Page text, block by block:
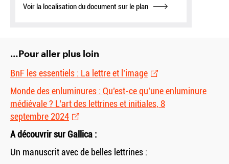
Voir la localisation du document sur le plan
…Pour aller plus loin
BnF les essentiels : La lettre et l’image
Monde des enluminures : Qu’est-ce qu’une enluminure
médiévale ? L’art des lettrines et initiales, 8
septembre 2024
A découvrir sur Gallica :
Un manuscrit avec de belles lettrines :